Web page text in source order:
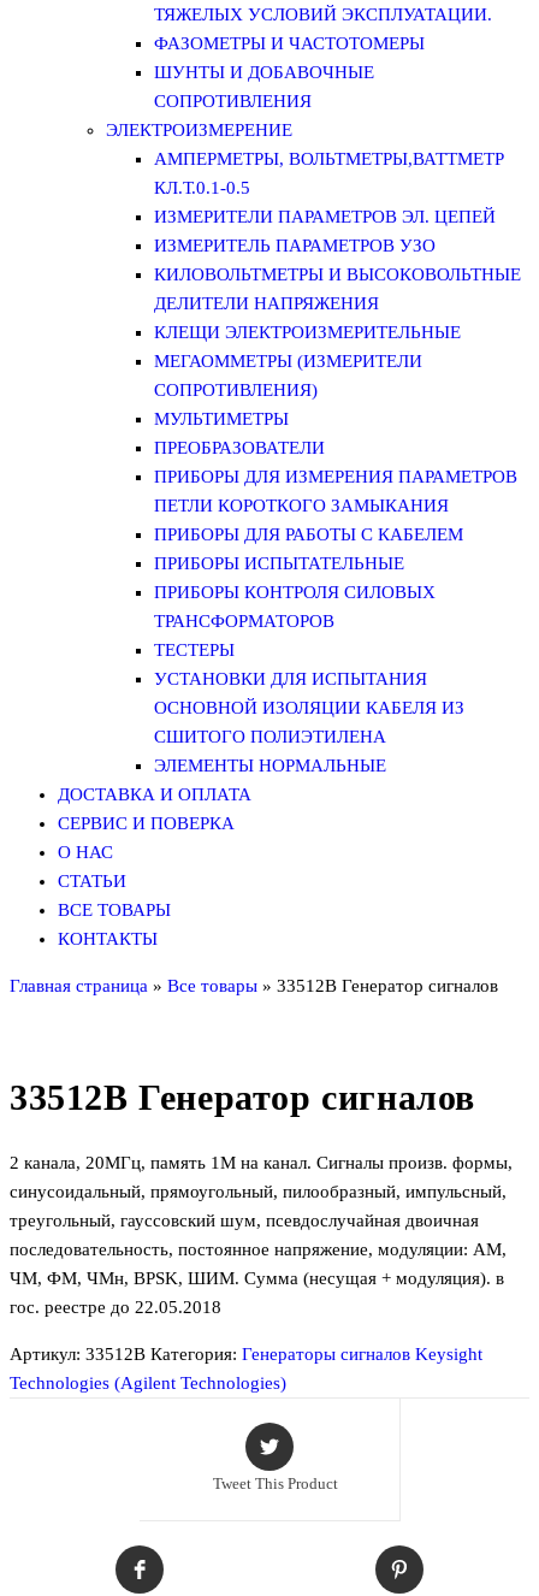
ТЯЖЕЛЫХ УСЛОВИЙ ЭКСПЛУАТАЦИИ.
ФАЗОМЕТРЫ И ЧАСТОТОМЕРЫ
ШУНТЫ И ДОБАВОЧНЫЕ
СОПРОТИВЛЕНИЯ
ЭЛЕКТРОИЗМЕРЕНИЕ
АМПЕРМЕТРЫ, ВОЛЬТМЕТРЫ,ВАТТМЕТР
КЛ.Т.0.1-0.5
ИЗМЕРИТЕЛИ ПАРАМЕТРОВ ЭЛ. ЦЕПЕЙ
ИЗМЕРИТЕЛЬ ПАРАМЕТРОВ УЗО
КИЛОВОЛЬТМЕТРЫ И ВЫСОКОВОЛЬТНЫЕ
ДЕЛИТЕЛИ НАПРЯЖЕНИЯ
КЛЕЩИ ЭЛЕКТРОИЗМЕРИТЕЛЬНЫЕ
МЕГАОММЕТРЫ (ИЗМЕРИТЕЛИ
СОПРОТИВЛЕНИЯ)
МУЛЬТИМЕТРЫ
ПРЕОБРАЗОВАТЕЛИ
ПРИБОРЫ ДЛЯ ИЗМЕРЕНИЯ ПАРАМЕТРОВ
ПЕТЛИ КОРОТКОГО ЗАМЫКАНИЯ
ПРИБОРЫ ДЛЯ РАБОТЫ С КАБЕЛЕМ
ПРИБОРЫ ИСПЫТАТЕЛЬНЫЕ
ПРИБОРЫ КОНТРОЛЯ СИЛОВЫХ
ТРАНСФОРМАТОРОВ
ТЕСТЕРЫ
УСТАНОВКИ ДЛЯ ИСПЫТАНИЯ
ОСНОВНОЙ ИЗОЛЯЦИИ КАБЕЛЯ ИЗ
СШИТОГО ПОЛИЭТИЛЕНА
ЭЛЕМЕНТЫ НОРМАЛЬНЫЕ
ДОСТАВКА И ОПЛАТА
СЕРВИС И ПОВЕРКА
О НАС
СТАТЬИ
ВСЕ ТОВАРЫ
КОНТАКТЫ
Главная страница » Все товары » 33512B Генератор сигналов
33512B Генератор сигналов
2 канала, 20МГц, память 1М на канал. Сигналы произв. формы,
синусоидальный, прямоугольный, пилообразный, импульсный,
треугольный, гауссовский шум, псевдослучайная двоичная
последовательность, постоянное напряжение, модуляции: АМ,
ЧМ, ФМ, ЧМн, BPSK, ШИМ. Сумма (несущая + модуляция). в
гос. реестре до 22.05.2018
Артикул: 33512B Категория: Генераторы сигналов Keysight
Technologies (Agilent Technologies)
Tweet This Product